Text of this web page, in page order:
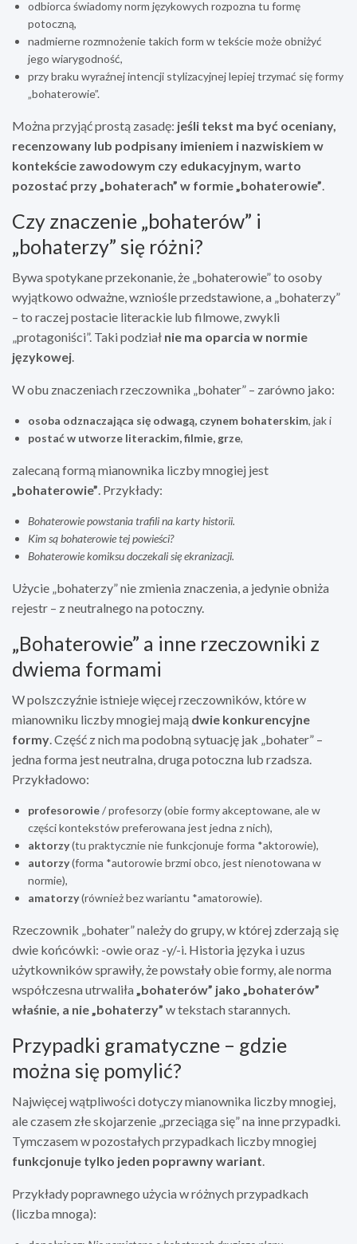
odbiorca świadomy norm językowych rozpozna tu formę
potoczną,
nadmierne rozmnożenie takich form w tekście może obniżyć
jego wiarygodność,
przy braku wyraźnej intencji stylizacyjnej lepiej trzymać się formy
„bohaterowie”.
Można przyjąć prostą zasadę: jeśli tekst ma być oceniany,
recenzowany lub podpisany imieniem i nazwiskiem w
kontekście zawodowym czy edukacyjnym, warto
pozostać przy „bohaterach” w formie „bohaterowie”.
Czy znaczenie „bohaterów” i
„bohaterzy” się różni?
Bywa spotykane przekonanie, że „bohaterowie” to osoby
wyjątkowo odważne, wzniośle przedstawione, a „bohaterzy”
– to raczej postacie literackie lub filmowe, zwykli
„protagoniści”. Taki podział nie ma oparcia w normie
językowej.
W obu znaczeniach rzeczownika „bohater” – zarówno jako:
osoba odznaczająca się odwagą, czynem bohaterskim, jak i
postać w utworze literackim, filmie, grze,
zalecaną formą mianownika liczby mnogiej jest
„bohaterowie”. Przykłady:
Bohaterowie powstania trafili na karty historii.
Kim są bohaterowie tej powieści?
Bohaterowie komiksu doczekali się ekranizacji.
Użycie „bohaterzy” nie zmienia znaczenia, a jedynie obniża
rejestr – z neutralnego na potoczny.
„Bohaterowie” a inne rzeczowniki z
dwiema formami
W polszczyźnie istnieje więcej rzeczowników, które w
mianowniku liczby mnogiej mają dwie konkurencyjne
formy. Część z nich ma podobną sytuację jak „bohater” –
jedna forma jest neutralna, druga potoczna lub rzadsza.
Przykładowo:
profesorowie/ profesorzy (obie formy akceptowane, ale w
części kontekstów preferowana jest jedna z nich),
aktorzy(tu praktycznie nie funkcjonuje forma *aktorowie),
autorzy(forma *autorowie brzmi obco, jest nienotowana w
normie),
amatorzy(również bez wariantu *amatorowie).
Rzeczownik „bohater” należy do grupy, w której zderzają się
dwie końcówki: -owie oraz -y/-i. Historia języka i uzus
użytkowników sprawiły, że powstały obie formy, ale norma
współczesna utrwaliła„bohaterów” jako „bohaterów”
właśnie, a nie „bohaterzy” w tekstach starannych.
Przypadki gramatyczne – gdzie
można się pomylić?
Najwięcej wątpliwości dotyczy mianownika liczby mnogiej,
ale czasem złe skojarzenie „przeciąga się” na inne przypadki.
Tymczasem w pozostałych przypadkach liczby mnogiej
funkcjonuje tylko jeden poprawny wariant.
Przykłady poprawnego użycia w różnych przypadkach
(liczba mnoga):